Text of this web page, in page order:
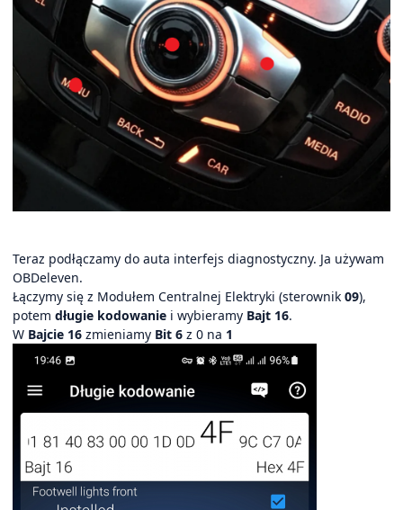
Teraz podłączamy do auta interfejs diagnostyczny. Ja używam
OBDeleven.
Łączymy się z Modułem Centralnej Elektryki (sterownik 09),
potem długie kodowanie i wybieramy Bajt 16.
W Bajcie 16 zmieniamy Bit 6 z 0 na 1